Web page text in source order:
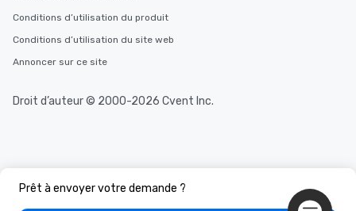
Prêt à envoyer votre demande ?
Conditions d’utilisation du produit
Conditions d’utilisation du site web
Annoncer sur ce site
Droit d’auteur © 2000-2026 Cvent Inc.